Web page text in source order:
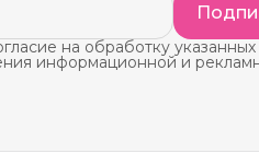
на обработку указанных
информационной и